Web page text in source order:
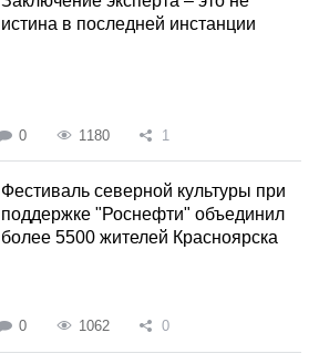
истина в последней инстанции
0 1180 1
Фестиваль северной культуры при
поддержке "Роснефти" объединил
более 5500 жителей Красноярска
0 1062 0